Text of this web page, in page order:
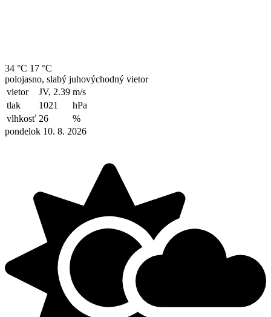
34 °C 17 °C
polojasno, slabý juhovýchodný vietor
vietor
JV, 2.39 m/s
tlak
1021
hPa
vlhkosť 26
%
pondelok 10. 8. 2026